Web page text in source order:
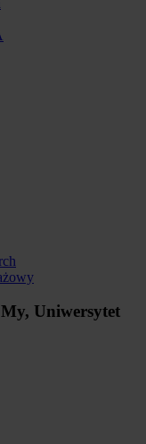
My, Uniwersytet